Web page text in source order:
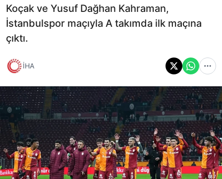
Koçak ve Yusuf Dağhan Kahraman,
İstanbulspor maçıyla A takımda ilk maçına
çıktı.
İHA